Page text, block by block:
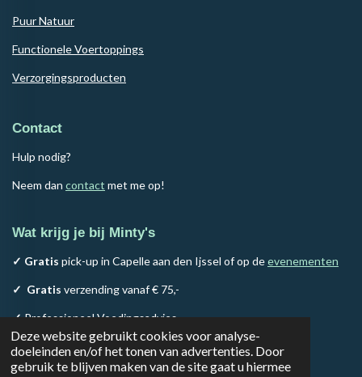
Deze website gebruikt cookies voor analyse-
doeleinden en/of het tonen van advertenties. Door
gebruik te blijven maken van de site gaat u hiermee
Puur Natuur
Functionele Voertoppings
Verzorgingsproducten
Contact
Hulp nodig?
Neem dan contact met me op!
Wat krijg je bij Minty's
✓ Gratis pick-up in Capelle aan den Ijssel of op deevenementen
✓ Gratis verzending vanaf € 75,-
✓Professioneel Voedingsadvies
✓ 100% Natuurlijk assortiment